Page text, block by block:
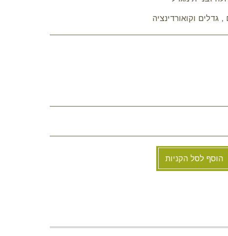
וקואורדינציה
הוסף לסל הקניות